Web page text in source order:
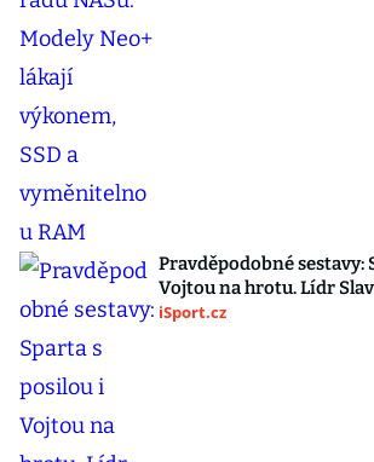
Pravděpodobné sestavy:
Vojtou na hrotu. Lídr
iSport.cz